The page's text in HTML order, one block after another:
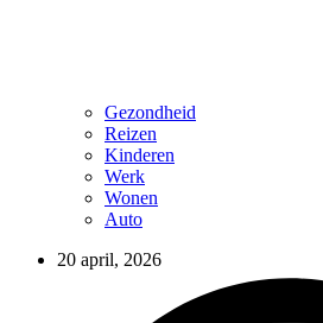
Gezondheid
Reizen
Kinderen
Werk
Wonen
Auto
20 april, 2026